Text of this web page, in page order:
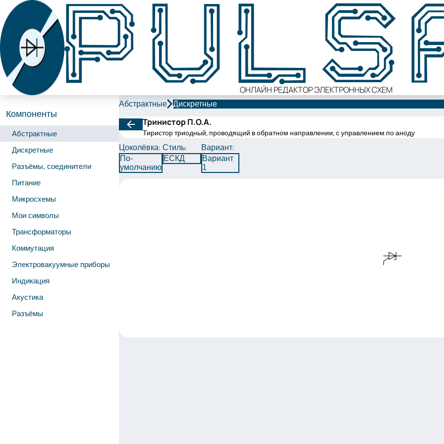
ОНЛАЙН РЕДАКТОР ЭЛЕКТРОННЫХ СХЕМ
Компоненты
Абстрактные
Дискретные
Разъёмы, соединители
Питание
Микросхемы
Мои символы
Трансформаторы
Коммутация
Электровакуумные приборы
Индикация
Акустика
Разъёмы
Абстрактные Дискретные
Тринистор П.О.А.
Тиристор триодный, проводящий в обратном направлении, с управлением по аноду
Цоколёвка:
По-
умолчанию
Стиль:
ЕСКД
Вариант:
Вариант
1